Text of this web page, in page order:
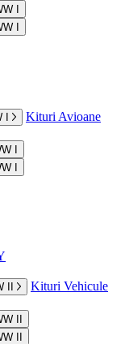
I
I
I
Kituri Avioane
I
I
II
Kituri Vehicule
II
II